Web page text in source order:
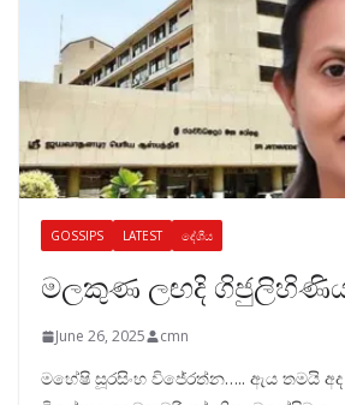
GOSSIPS LATEST දේශීය
මලකුණ ලඟදි ගිජුලිහිණිය
June 26, 2025 cmn
මහේෂි සූරසිංහ විජේරත්න….. ඇය තමයි